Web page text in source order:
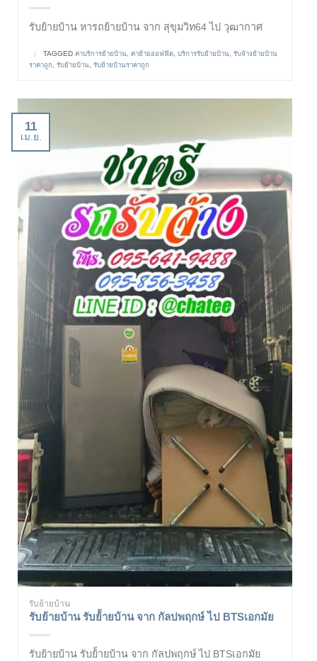
รับย้ายบ้าน หารถย้ายบ้าน จาก สุขุมวิท64 ไป วุฒากาศ
| TAGGED ค่าบริการย้ายบ้าน ค่าย้ายออฟฟิต บริการรับย้ายบ้าน รับจ้างย้ายบ้าน
ราคาถูก
รับย้ายบ้าน รับย้ายบ้านราคาถูก
11
เม.ย.
รับย้ายบ้าน
รับย้ายบ้าน รับย้้ายบ้าน จาก กัลปพฤกษ์ ไป BTSเอกมัย
รับย้ายบ้าน รับย้้ายบ้าน จาก กัลปพฤกษ์ ไป BTSเอกมัย